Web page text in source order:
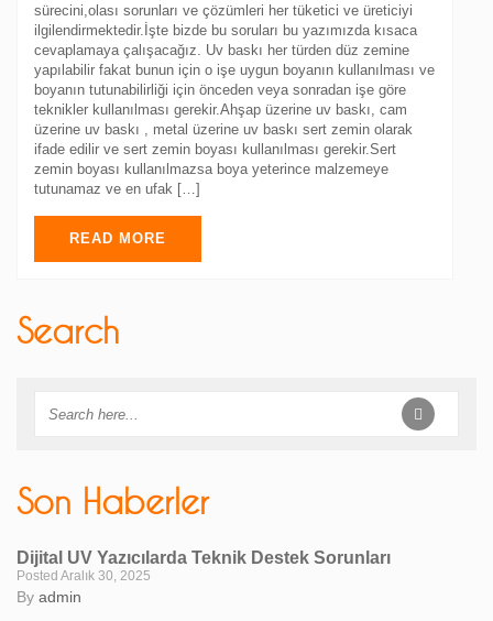
sürecini,olası sorunları ve çözümleri her tüketici ve üreticiyi
ilgilendirmektedir.İşte bizde bu soruları bu yazımızda kısaca
cevaplamaya çalışacağız. Uv baskı her türden düz zemine
yapılabilir fakat bunun için o işe uygun boyanın kullanılması ve
boyanın tutunabilirliği için önceden veya sonradan işe göre
teknikler kullanılması gerekir.Ahşap üzerine uv baskı, cam
üzerine uv baskı , metal üzerine uv baskı sert zemin olarak
ifade edilir ve sert zemin boyası kullanılması gerekir.Sert
zemin boyası kullanılmazsa boya yeterince malzemeye
tutunamaz ve en ufak […]
READ MORE
Search
Son Haberler
Dijital UV Yazıcılarda Teknik Destek Sorunları
Posted Aralık 30, 2025
By admin